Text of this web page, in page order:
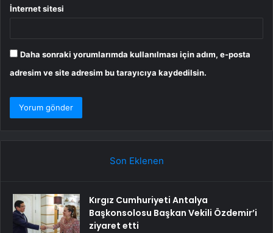
İnternet sitesi
Daha sonraki yorumlarımda kullanılması için adım, e-posta
adresim ve site adresim bu tarayıcıya kaydedilsin.
Son Eklenen
Kırgız Cumhuriyeti Antalya
Başkonsolosu Başkan Vekili Özdemir’i
ziyaret etti